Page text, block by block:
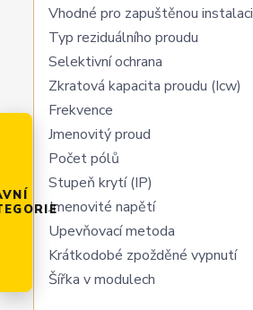
Vhodné pro zapuštěnou instalaci
Typ reziduálního proudu
Selektivní ochrana
Zkratová kapacita proudu (Icw)
Frekvence
Jmenovitý proud
Počet pólů
Stupeň krytí (IP)
Jmenovité napětí
Upevňovací metoda
Krátkodobé zpožděné vypnutí
Šířka v modulech